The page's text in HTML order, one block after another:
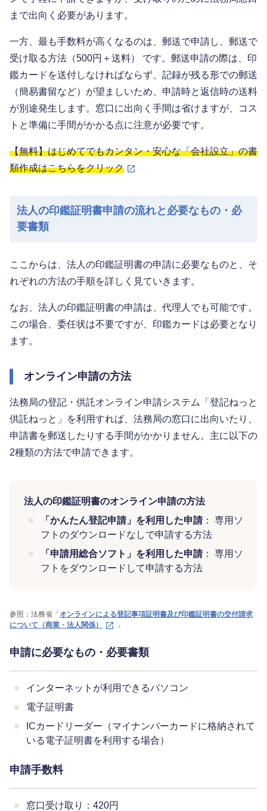
まで出向く必要があります。
一方、最も手数料が高くなるのは、郵送で申請し、郵送で
受け取る方法（500円＋送料） です。郵送申請の際は、印
鑑カードを送付しなければならず、記録が残る形での郵送
（簡易書留など）が望ましいため、申請時と返信時の送料
が別途発生します。窓口に出向く手間は省けますが、コス
トと準備に手間がかかる点に注意が必要です。
【無料】はじめてでもカンタン・安心な「会社設立」の書
類作成はこちらをクリック
法人の印鑑証明書申請の流れと必要なもの・必
要書類
ここからは、法人の印鑑証明書の申請に必要なものと、そ
れぞれの方法の手順を詳しく見ていきます。
なお、法人の印鑑証明書の申請は、代理人でも可能です。
この場合、委任状は不要ですが、印鑑カードは必要となり
ます。
オンライン申請の方法
法務局の登記・供託オンライン申請システム「登記ねっと
供託ねっと」を利用すれば、法務局の窓口に出向いたり、
申請書を郵送したりする手間がかかりません。主に以下の
2種類の方法で申請できます。
法人の印鑑証明書のオンライン申請の方法
「かんたん登記申請」を利用した申請： 専用ソ
フトのダウンロードなしで申請する方法
「申請用総合ソフト」を利用した申請： 専用ソ
フトをダウンロードして申請する方法
参照：法務省「オンラインによる登記事項証明書及び印鑑証明書の交付請求
について（商業・法人関係）
」
申請に必要なもの・必要書類
インターネットが利用できるパソコン
電子証明書
ICカードリーダー（マイナンバーカードに格納されて
いる電子証明書を利用する場合）
申請手数料
窓口受け取り：420円